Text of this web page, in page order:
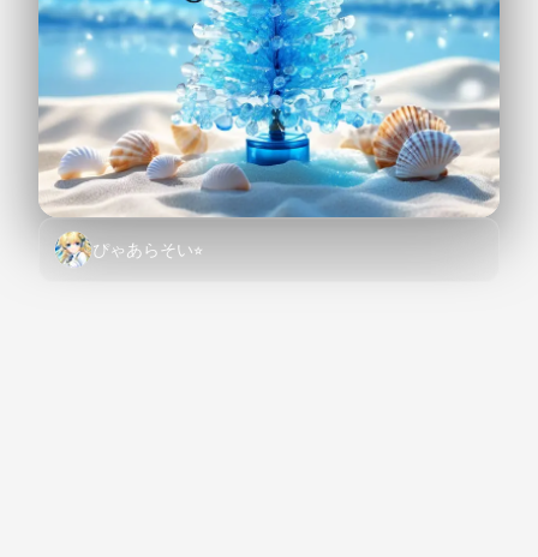
ぴゃあらそい⭐︎